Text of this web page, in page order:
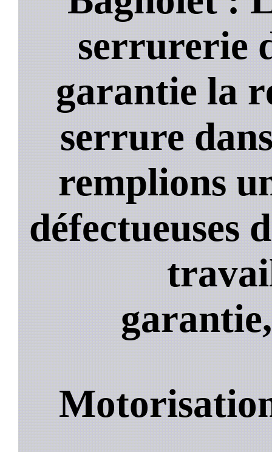
serrurerie
garantie la
serrure
remplions
défectueuses
garantie,